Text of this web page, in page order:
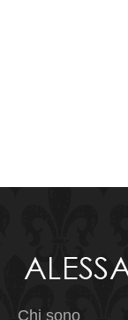
Chi sono